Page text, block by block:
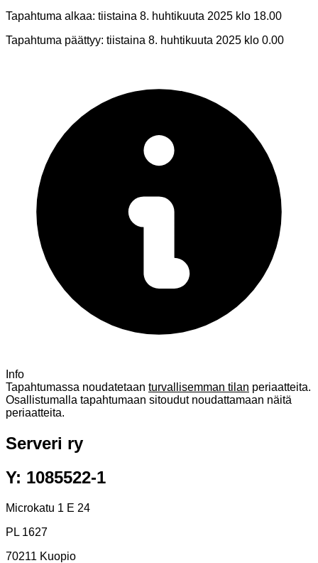
Tapahtuma alkaa: tiistaina 8. huhtikuuta 2025 klo 18.00
Tapahtuma päättyy: tiistaina 8. huhtikuuta 2025 klo 0.00
Info
Tapahtumassa noudatetaan turvallisemman tilan periaatteita.
Osallistumalla tapahtumaan sitoudut noudattamaan näitä
periaatteita.
Serveri ry
Y: 1085522-1
Microkatu 1 E 24
PL 1627
70211 Kuopio